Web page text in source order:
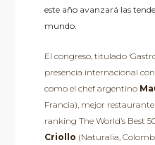
este año avanzará las
mundo.
El congreso, titulado
presencia internacional
como el chef argentino
Francia), mejor
ranking The World’s Best
Criollo (Naturalia,